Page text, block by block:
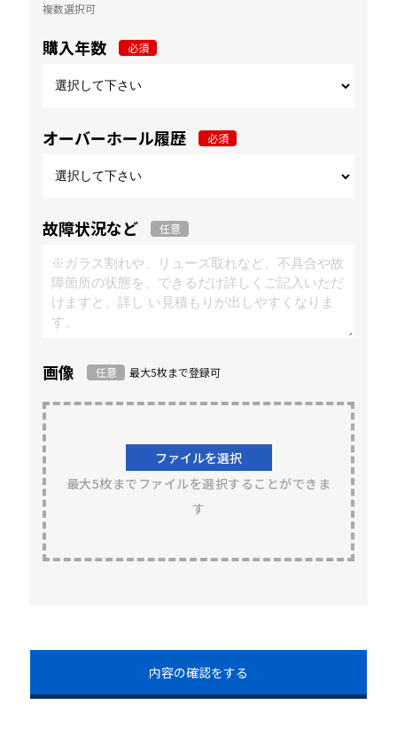
複数選択可
購入年数 必須
オーバーホール履歴 必須
故障状況など 任意
画像 任意 最大5枚まで登録可
ファイルを選択
最大5枚までファイルを選択することができま
す
内容の確認をする